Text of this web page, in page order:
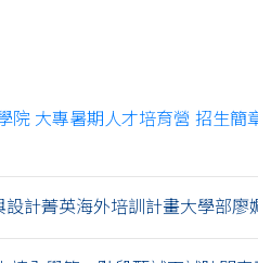
院 大專暑期人才培育營 招生簡
設計菁英海外培訓計畫大學部廖